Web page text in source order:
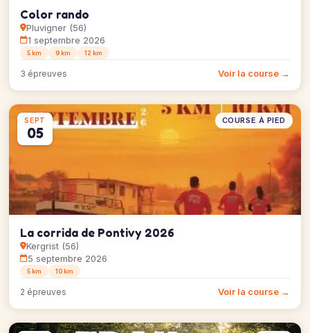
Color rando
Pluvigner (56)
1 septembre 2026
5 km 9 km 12 km
3 épreuves Voir la course →
SEPT
05
COURSE À PIED
La corrida de Pontivy 2026
Kergrist (56)
5 septembre 2026
5 km 10 km
2 épreuves Voir la course →